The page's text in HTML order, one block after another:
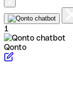
1
Qonto